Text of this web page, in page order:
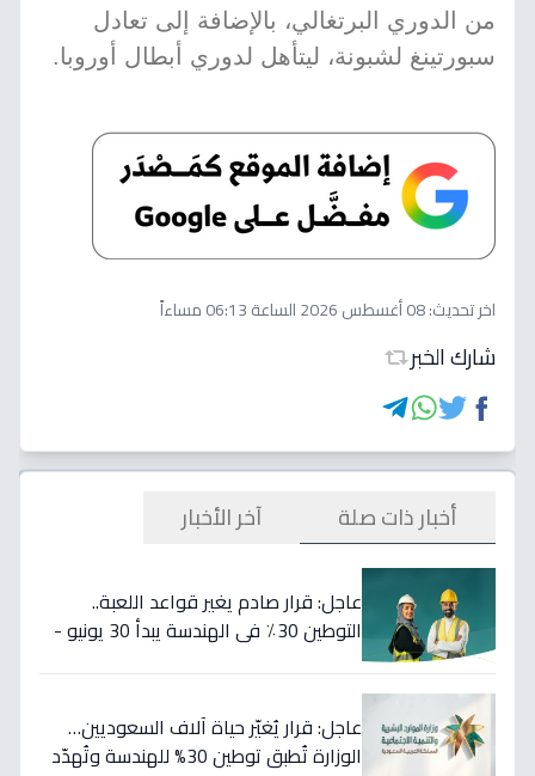
من الدوري البرتغالي، بالإضافة إلى تعادل
سبورتينغ لشبونة، ليتأهل لدوري أبطال أوروبا.
اخر تحديث:08 أغسطس 2026 الساعة 06:13 مساءاً
شارك الخبر
أخبار ذات صلة آخر الأخبار
عاجل: قرار صادم يغير قواعد اللعبة..
التوطين 30٪ في الهندسة يبدأ 30 يونيو -
عاجل: قرار يُغيّر حياة آلاف السعوديين…
الوزارة تُطبق توطين 30% للهندسة وتُهدّد